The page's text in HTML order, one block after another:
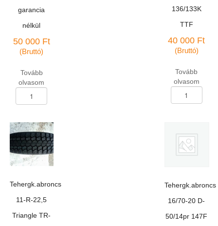
garancia
nélkül
50 000 Ft
(Bruttó)
Tovább
olvasom
385/65-
22,5
Linglong
LLA-
18/20pr
ütős,
mennyiség
136/133K
TTF
40 000 Ft
(Bruttó)
Tovább
olvasom
142B-
1/12pr
TTF
mennyiség
Tehergk.abroncs
11-R-22,5
Triangle TR-
Tehergk.abroncs
16/70-20 D-
50/14pr 147F